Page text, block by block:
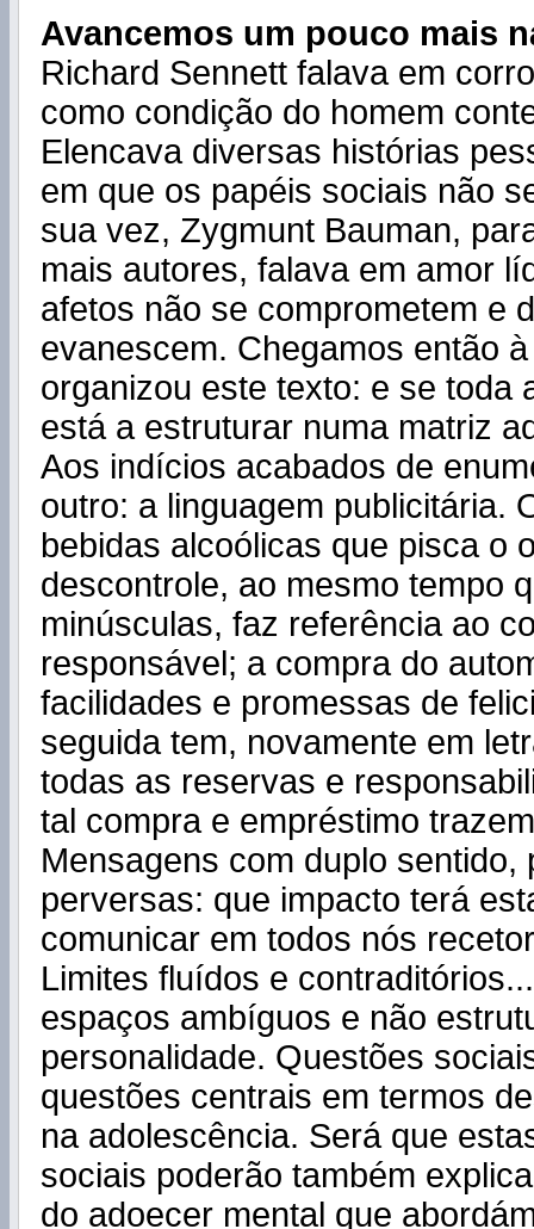
Avancemos um pouco mais
Richard Sennett falava em
como condição do homem
Elencava diversas histórias
em que os papéis sociais não
sua vez, Zygmunt Bauman,
mais autores, falava em amor
afetos não se comprometem e
evanescem. Chegamos então
organizou este texto: e se toda
está a estruturar numa matriz
Aos indícios acabados de
outro: a linguagem publicitária.
bebidas alcoólicas que pisca o
descontrole, ao mesmo tempo
minúsculas, faz referência ao
responsável; a compra do
facilidades e promessas de
seguida tem, novamente em
todas as reservas e
tal compra e empréstimo
Mensagens com duplo sentido,
perversas: que impacto terá
comunicar em todos nós
Limites fluídos e
espaços ambíguos e não
personalidade. Questões
questões centrais em termos
na adolescência. Será que
sociais poderão também
do adoecer mental que